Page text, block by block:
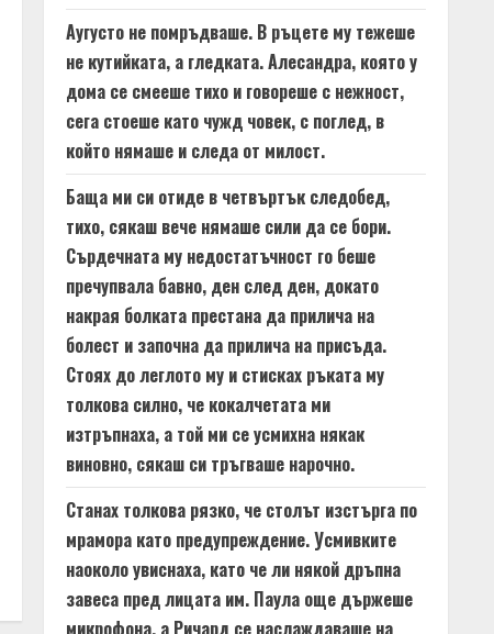
Аугусто не помръдваше. В ръцете му тежеше
не кутийката, а гледката. Алесандра, която у
дома се смееше тихо и говореше с нежност,
сега стоеше като чужд човек, с поглед, в
който нямаше и следа от милост.
Баща ми си отиде в четвъртък следобед,
тихо, сякаш вече нямаше сили да се бори.
Сърдечната му недостатъчност го беше
пречупвала бавно, ден след ден, докато
накрая болката престана да прилича на
болест и започна да прилича на присъда.
Стоях до леглото му и стисках ръката му
толкова силно, че кокалчетата ми
изтръпнаха, а той ми се усмихна някак
виновно, сякаш си тръгваше нарочно.
Станах толкова рязко, че столът изстърга по
мрамора като предупреждение. Усмивките
наоколо увиснаха, като че ли някой дръпна
завеса пред лицата им. Паула още държеше
микрофона, а Ричард се наслаждаваше на